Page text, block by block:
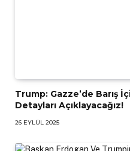
Trump: Gazze’de Barış
Detayları Açıklayacağız!
26 EYLÜL 2025